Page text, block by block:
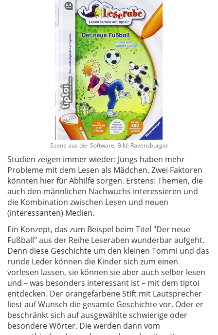
Szene aus der Software; Bild: Ravensburger
Studien zeigen immer wieder: Jungs haben mehr
Probleme mit dem Lesen als Mädchen. Zwei Faktoren
könnten hier für Abhilfe sorgen. Erstens: Themen, die
auch den männlichen Nachwuchs interessieren und
die Kombination zwischen Lesen und neuen
(interessanten) Medien.
Ein Konzept, das zum Beispel beim Titel "Der neue
Fußball" aus der Reihe Leseraben wunderbar aufgeht.
Denn diese Geschichte um den kleinen Tommi und das
runde Leder können die Kinder sich zum einen
vorlesen lassen, sie können sie aber auch selber lesen
und – was besonders interessant ist – mit dem tiptoi
entdecken. Der orangefarbene Stift mit Lautsprecher
liest auf Wunsch die gesamte Geschichte vor. Oder er
beschränkt sich auf ausgewählte schwierige oder
besondere Wörter. Die werden dann vom